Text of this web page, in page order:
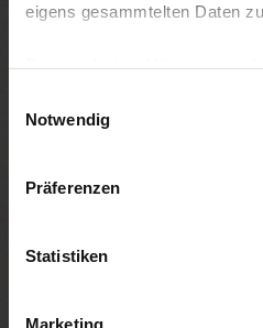
eigens gesammtelten Daten
Notwendig
Präferenzen
Statistiken
Marketing
300g Beeren, z.B.
ggf. Fett für die Form
Auswahl zurücksetzen
Pro Stück, bei 10 Stücken